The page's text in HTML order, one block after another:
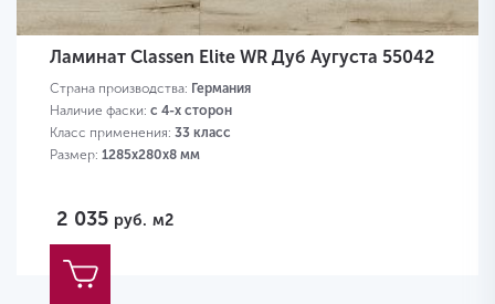
Ламинат Classen Elite WR Дуб Аугуста 55042
Страна производства: Германия
Наличие фаски: с 4-х сторон
Класс применения: 33 класс
Размер: 1285х280х8 мм
2 035 руб. м2